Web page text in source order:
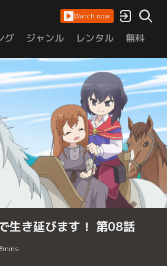
Watch now
グ ジャンル レンタル 無料
生き延びます！ 第08話
mins